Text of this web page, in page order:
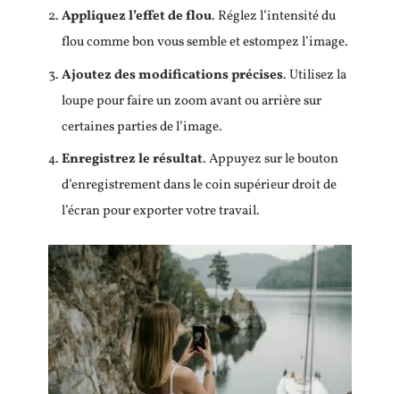
Appliquez l’effet de flou. Réglez l’intensité du
flou comme bon vous semble et estompez l’image.
Ajoutez des modifications précises. Utilisez la
loupe pour faire un zoom avant ou arrière sur
certaines parties de l’image.
Enregistrez le résultat. Appuyez sur le bouton
d’enregistrement dans le coin supérieur droit de
l’écran pour exporter votre travail.